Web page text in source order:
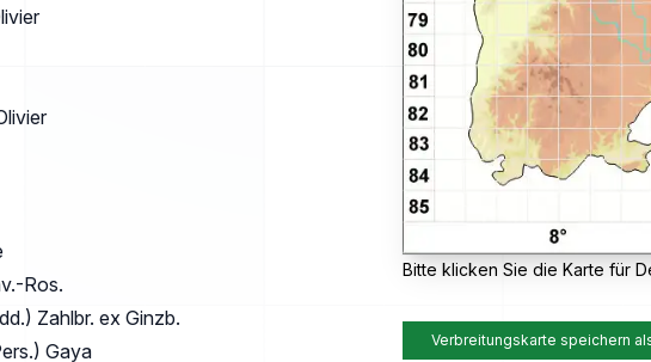
Bitte klicken Sie die Karte für
Verbreitungskarte speichern
Ros.
Zahlbr. ex Ginzb.
Gaya